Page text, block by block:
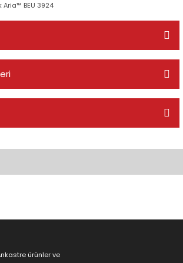
BEU 3924
teşekkür ederiz.
daha pahalı.
ürünler ve